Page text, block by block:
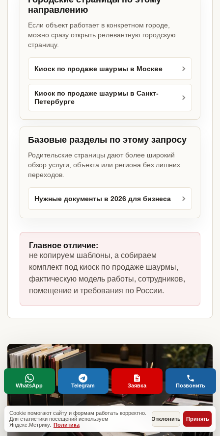
направлению
Если объект работает в конкретном городе,
можно сразу открыть релевантную городскую
страницу.
Киоск по продаже шаурмы в Москве
Киоск по продаже шаурмы в Санкт-
Петербурге
Базовые разделы по этому запросу
Родительские страницы дают более широкий
обзор услуги, объекта или региона без лишних
переходов.
Нужные документы в 2026 для бизнеса
Главное отличие:
не копируем шаблоны, а собираем
комплект под киоск по продаже шаурмы,
фактическую модель работы, сотрудников,
помещение и требования по России.
Cookie помогают сайту и формам работать корректно.
Для статистики посещений используем
Яндекс.Метрику. Политика
Отклонить Принять
WhatsApp Telegram Заявка Позвонить